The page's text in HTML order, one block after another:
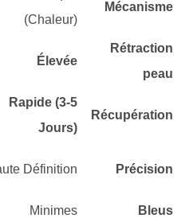
Mécanisme
(Chaleur)
Rétraction
peau
Élevée
Récupération
Rapide (3-5
Jours)
Précision
Haute Définition
Bleus
Minimes